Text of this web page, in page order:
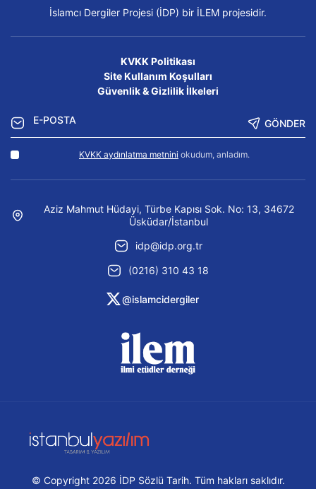
İslamcı Dergiler Projesi (İDP) bir İLEM projesidir.
KVKK Politikası
Site Kullanım Koşulları
Güvenlik & Gizlilik İlkeleri
GÖNDER
KVKK aydınlatma metnini okudum, anladım.
Aziz Mahmut Hüdayi, Türbe Kapısı Sok. No: 13, 34672
Üsküdar/İstanbul
idp@idp.org.tr
(0216) 310 43 18
@islamcidergiler
© Copyright 2026 İDP Sözlü Tarih. Tüm hakları saklıdır.